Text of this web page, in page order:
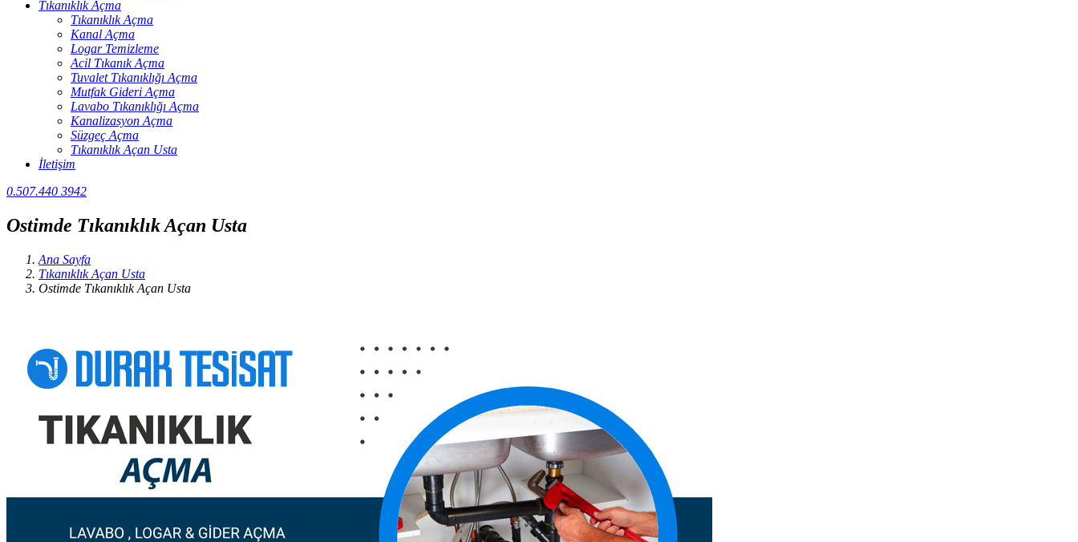
Tıkanıklık Açma
Tıkanıklık Açma
Kanal Açma
Logar Temizleme
Acil Tıkanık Açma
Tuvalet Tıkanıklığı Açma
Mutfak Gideri Açma
Lavabo Tıkanıklığı Açma
Kanalizasyon Açma
Süzgeç Açma
Tıkanıklık Açan Usta
İletişim
0.507.440 3942
Ostimde Tıkanıklık Açan Usta
Ana Sayfa
Tıkanıklık Açan Usta
Ostimde Tıkanıklık Açan Usta